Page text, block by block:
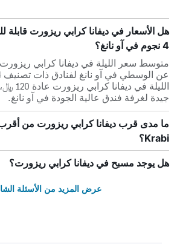
هل الأسعار في ديفانا كرابي ريزورت قابلة
4 نجوم في آو نانغ؟
الليلة
جيدة لغرفة فندق عالية الجودة في آو نانغ.
ما مدى قرب ديفانا كرابي ريزورت من
Krabi؟
هل يوجد مسبح في ديفانا كرابي ريزورت؟
عرض المزيد من الأسئلة